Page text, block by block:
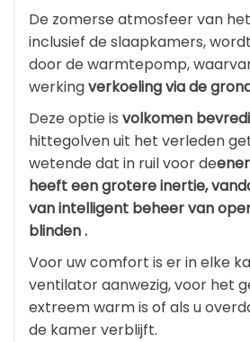
De zomerse atmosfeer van
inclusief de slaapkamers,
door de warmtepomp,
werkingverkoeling via de
Deze optie is volkomen
hittegolven uit het verleden
wetende dat in ruil voor de
heeft een grotere inertie,
van intelligent beheer van
blinden .
Voor uw comfort is er in elke
ventilator aanwezig, voor het
extreem warm is of als u
de kamer verblijft.